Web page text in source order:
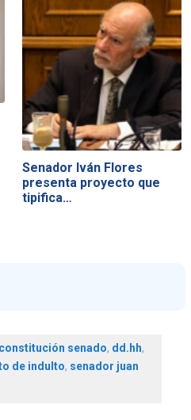
Senador Iván Flores
presenta proyecto que
tipifica…
senado, dd.hh,
de indulto, senador juan